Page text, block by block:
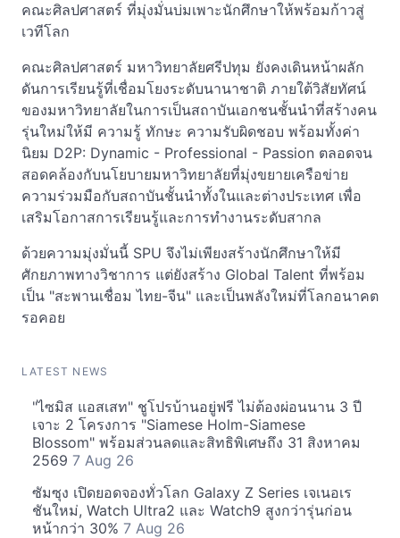
คณะศิลปศาสตร์ ที่มุ่งมั่นบ่มเพาะนักศึกษาให้พร้อมก้าวสู่
เวทีโลก
คณะศิลปศาสตร์ มหาวิทยาลัยศรีปทุม ยังคงเดินหน้าผลัก
ดันการเรียนรู้ที่เชื่อมโยงระดับนานาชาติ ภายใต้วิสัยทัศน์
ของมหาวิทยาลัยในการเป็นสถาบันเอกชนชั้นนำที่สร้างคน
รุ่นใหม่ให้มี ความรู้ ทักษะ ความรับผิดชอบ พร้อมทั้งค่า
นิยม D2P: Dynamic - Professional - Passion ตลอดจน
สอดคล้องกับนโยบายมหาวิทยาลัยที่มุ่งขยายเครือข่าย
ความร่วมมือกับสถาบันชั้นนำทั้งในและต่างประเทศ เพื่อ
เสริมโอกาสการเรียนรู้และการทำงานระดับสากล
ด้วยความมุ่งมั่นนี้ SPU จึงไม่เพียงสร้างนักศึกษาให้มี
ศักยภาพทางวิชาการ แต่ยังสร้าง Global Talent ที่พร้อม
เป็น "สะพานเชื่อม ไทย-จีน" และเป็นพลังใหม่ที่โลกอนาคต
รอคอย
LATEST NEWS
"ไซมิส แอสเสท" ชูโปรบ้านอยู่ฟรี ไม่ต้องผ่อนนาน 3 ปี
เจาะ 2 โครงการ "Siamese Holm-Siamese
Blossom" พร้อมส่วนลดและสิทธิพิเศษถึง 31 สิงหาคม
2569 7 Aug 26
ซัมซุง เปิดยอดจองทั่วโลก Galaxy Z Series เจเนอเร
ชันใหม่, Watch Ultra2 และ Watch9 สูงกว่ารุ่นก่อน
หน้ากว่า 30% 7 Aug 26